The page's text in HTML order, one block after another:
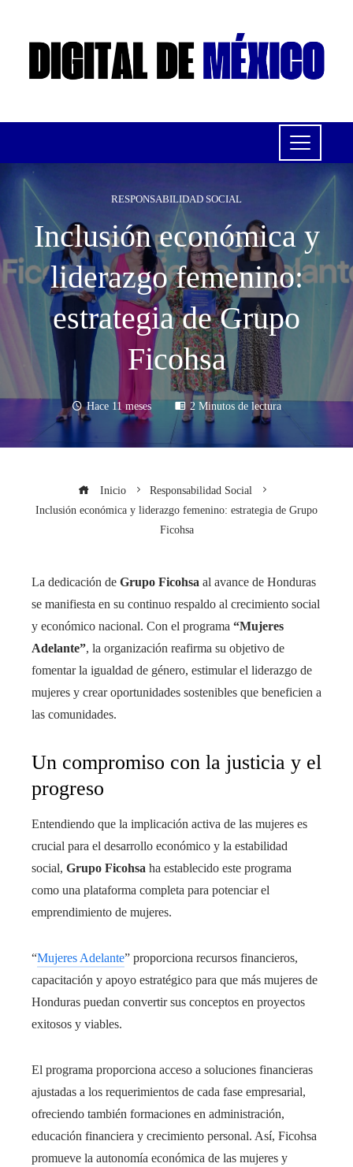
RESPONSABILIDAD SOCIAL
Inclusión económica y
liderazgo femenino:
estrategia de Grupo
Ficohsa
Hace 11 meses 2 Minutos de lectura
Inicio
Responsabilidad Social
Inclusión económica y liderazgo femenino: estrategia de Grupo
Ficohsa
La dedicación de Grupo Ficohsa al avance de Honduras
se manifiesta en su continuo respaldo al crecimiento social
y económico nacional. Con el programa “Mujeres
Adelante”, la organización reafirma su objetivo de
fomentar la igualdad de género, estimular el liderazgo de
mujeres y crear oportunidades sostenibles que beneficien a
las comunidades.
Un compromiso con la justicia y el
progreso
Entendiendo que la implicación activa de las mujeres es
crucial para el desarrollo económico y la estabilidad
social, Grupo Ficohsa ha establecido este programa
como una plataforma completa para potenciar el
emprendimiento de mujeres.
“Mujeres Adelante” proporciona recursos financieros,
capacitación y apoyo estratégico para que más mujeres de
Honduras puedan convertir sus conceptos en proyectos
exitosos y viables.
El programa proporciona acceso a soluciones financieras
ajustadas a los requerimientos de cada fase empresarial,
ofreciendo también formaciones en administración,
educación financiera y crecimiento personal. Así, Ficohsa
promueve la autonomía económica de las mujeres y